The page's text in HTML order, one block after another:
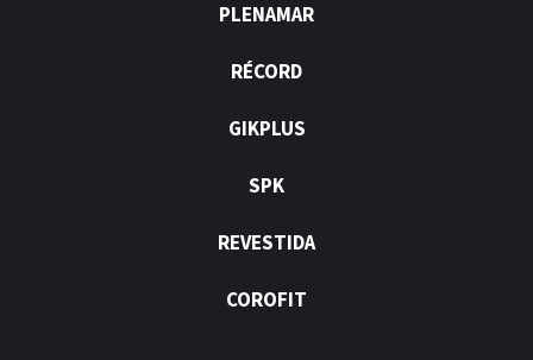
PLENAMAR
RÉCORD
GIKPLUS
SPK
REVESTIDA
COROFIT